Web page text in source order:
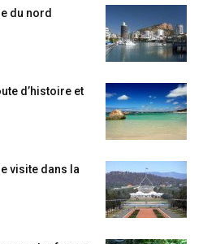
du nord
d’histoire et
visite dans la